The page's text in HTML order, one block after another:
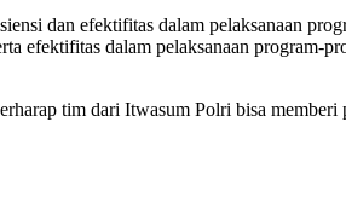
dan efektifitas dalam pelaksanaan
efektifitas dalam pelaksanaan program-
tim dari Itwasum Polri bisa memberi